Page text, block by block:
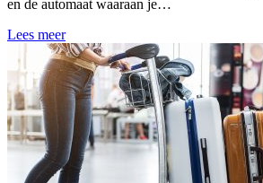
en de automaat waaraan je…
Lees meer